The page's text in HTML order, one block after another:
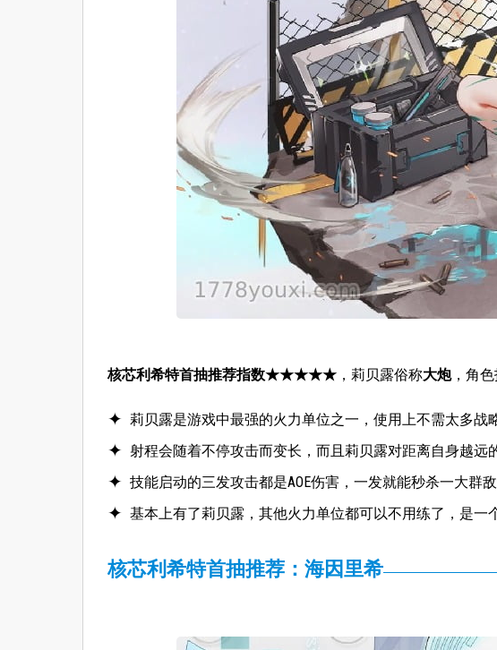
核芯利希特首抽推荐指数★★★★★，莉贝露俗称大炮，角色
莉贝露是游戏中最强的火力单位之一，使用上不需太多战
射程会随着不停攻击而变长，而且莉贝露对距离自身越远
技能启动的三发攻击都是AOE伤害，一发就能秒杀一大群敌
基本上有了莉贝露，其他火力单位都可以不用练了，是一
核芯利希特首抽推荐：海因里希